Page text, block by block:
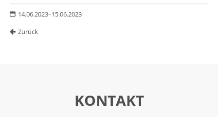
14.06.2023–15.06.2023
Zurück
KONTAKT